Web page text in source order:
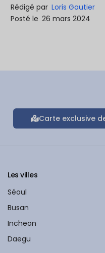
Rédigé par Loris Gautier
Posté le 26 mars 2024
Carte exclusive
Les villes
Séoul
Busan
Incheon
Daegu